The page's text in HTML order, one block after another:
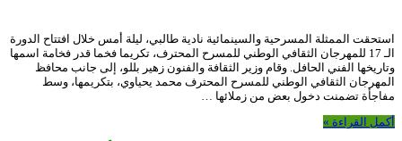
استحقت الممثلة المسرحية والسينمائية نادية طالبي، ليلة أمس خلال افتتاح الدورة
الـ 17 للمهرجان الثقافي الوطني للمسرح المحترف، تكريما فخما قدر فخامة اسمها
وتاريخها الفني الحافل. وقام وزير الثقافة والفنون زهير بللو، إلى جانب محافظ
المهرجان الثقافي الوطني للمسرح المحترف محمد يحياوي، بتكريمها، وسط
مفاجأة تضمنت دخول بعض من زملائها …
أكمل القراءة »